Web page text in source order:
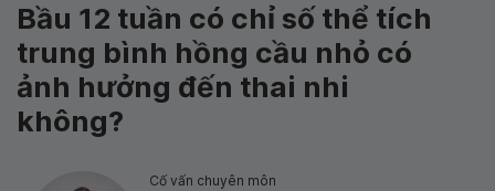
Bầu 12 tuần có chỉ số thể tích
trung bình hồng cầu nhỏ có
ảnh hưởng đến thai nhi
không?
Cố vấn chuyên môn